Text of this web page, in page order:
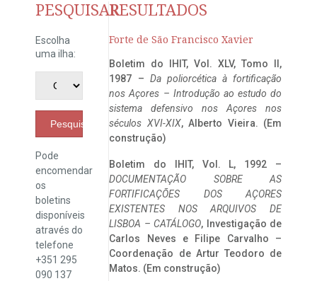
PESQUISAR
Escolha
uma ilha:
Pesquisar
Pode
encomendar
os
boletins
disponíveis
através do
telefone
+351 295
090 137
RESULTADOS
Forte de São Francisco Xavier
Boletim do IHIT, Vol. XLV, Tomo II,
1987 – Da poliorcética à fortificação
nos Açores – Introdução ao estudo do
sistema defensivo nos Açores nos
séculos XVI-XIX, Alberto Vieira. (Em
construção)
Boletim do IHIT, Vol. L, 1992 –
DOCUMENTAÇÃO SOBRE AS
FORTIFICAÇÕES DOS AÇORES
EXISTENTES NOS ARQUIVOS DE
LISBOA – CATÁLOGO, Investigação de
Carlos Neves e Filipe Carvalho –
Coordenação de Artur Teodoro de
Matos. (Em construção)